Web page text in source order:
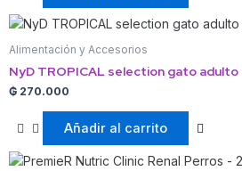
Alimentación y Accesorios
NyD TROPICAL selection gato
₲ 270.000
Añadir al carrito